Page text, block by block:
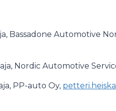
Bassadone Automotive
Nordic Automotive
PP-auto Oy,